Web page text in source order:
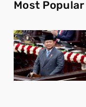
Most Popular